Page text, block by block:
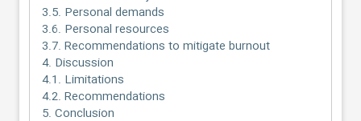
3.5. Personal demands
3.6. Personal resources
3.7. Recommendations to mitigate burnout
4. Discussion
4.1. Limitations
4.2. Recommendations
5. Conclusion